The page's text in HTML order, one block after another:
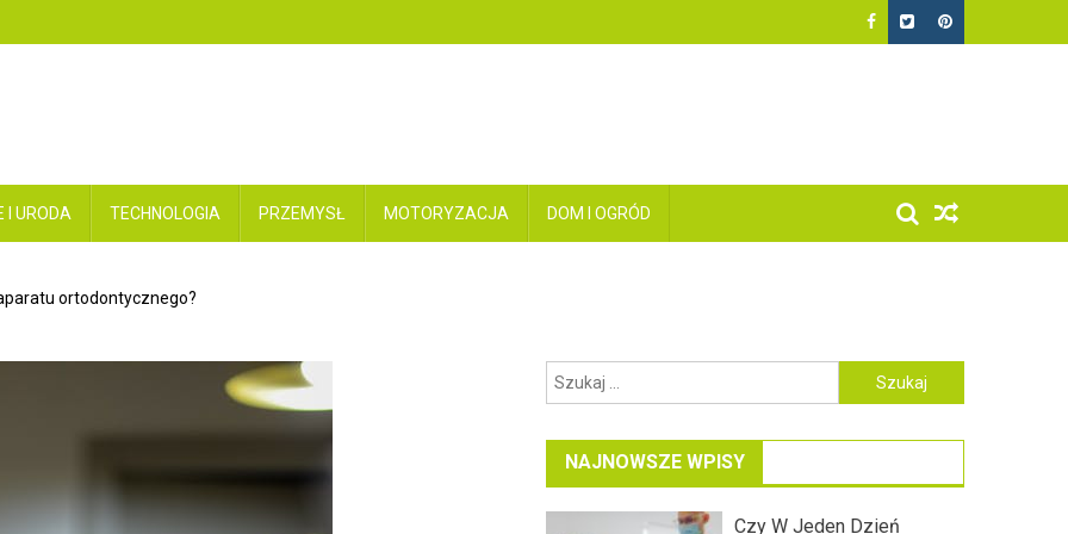
I URODA TECHNOLOGIA PRZEMYSŁ MOTORYZACJA DOM I OGRÓD
ortodontycznego?
Szukaj:
NAJNOWSZE WPISY
Czy W Jeden Dzień